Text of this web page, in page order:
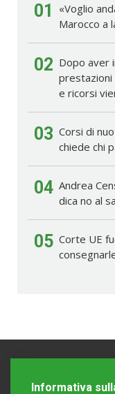
01
«Voglio
Marocco a
02 Dopo aver
prestazioni
e ricorsi
03 Corsi di
chiede chi
04 Andrea
dica no al
05 Corte UE
Informativa